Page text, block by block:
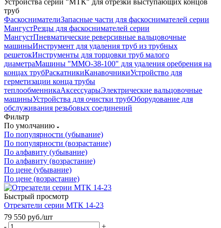
труб
ФаскоснимателиЗапасные части для фаскоснимателей серии
МангустРезцы для фаскоснимателей серии
МангустПневматические реверсивные вальцовочные
машиныИнструмент для удаления труб из трубных
решетокИнструменты для торцовки труб малого
диаметраМашины "ММО-38-100" для удаления оребрения на
концах трубРаскатникиКанавочникиУстройство для
герметизации конца трубы
теплообменникаАксессуарыЭлектрические вальцовочные
машиныУстройства для очистки трубОборудование для
обслуживания резьбовых соединений
Фильтр
По умолчанию
По популярности (убывание)
По популярности (возрастание)
По алфавиту (убывание)
По алфавиту (возрастание)
По цене (убывание)
По цене (возрастание)
Быстрый просмотр
Отрезатели серии МТК 14-23
79 550 руб./шт
-
+